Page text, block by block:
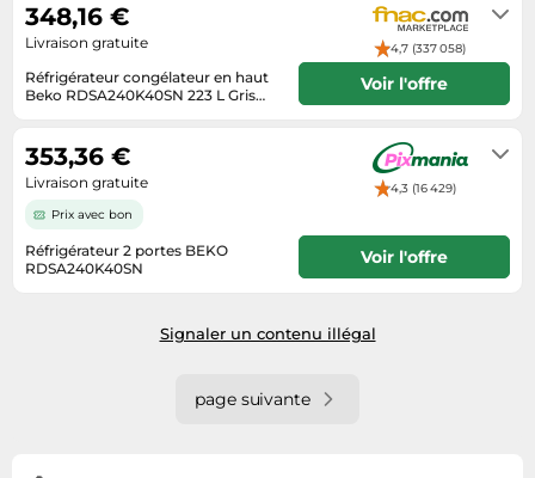
Réfrigérateur congélateur en haut
Beko RDSA240K40SN 223 L Gris
4,7 (337 058)
348,16 €
Livraison gratuite
Voir l'offre
Réfrigérateur 2 portes BEKO
RDSA240K40SN
4,3 (16 429)
Prix avec bon
353,36 €
Livraison gratuite
Voir l'offre
page suivante
Signaler un contenu illégal